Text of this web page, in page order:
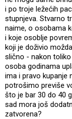
i po troje ležećih
stupnjeva. Stvarno
naime, o osobama
i koje osoblje
koji je doživio
slično - nakon
osoba godinama
ima i pravo kupanje
potrošimo previše
što je bar 30 do 40
sad mora još
zatvorena?